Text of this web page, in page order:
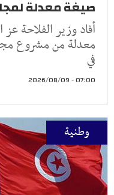
صيغة معدلة
أفاد وزير الفلاحة
معدلة من مشروع
في
07:00 - 2026/08/09
وطنية